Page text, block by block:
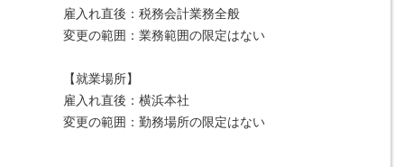
雇入れ直後：税務会計業務全般
変更の範囲：業務範囲の限定はない
【就業場所】
雇入れ直後：横浜本社
変更の範囲：勤務場所の限定はない